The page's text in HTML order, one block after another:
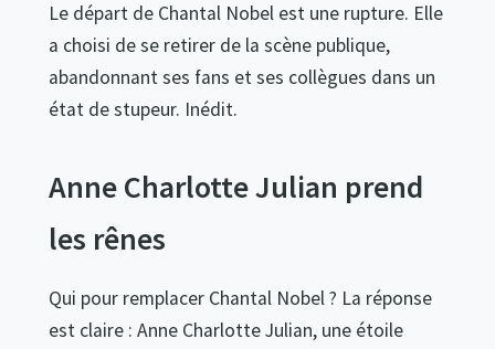
Le départ de Chantal Nobel est une rupture. Elle
a choisi de se retirer de la scène publique,
abandonnant ses fans et ses collègues dans un
état de stupeur. Inédit.
Anne Charlotte Julian prend
les rênes
Qui pour remplacer Chantal Nobel ? La réponse
est claire : Anne Charlotte Julian, une étoile